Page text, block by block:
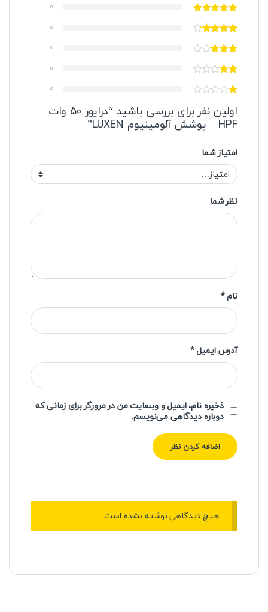
0
0
0
0
0
اولین نفر برای بررسی باشید “درایور 50 وات
HPF – پوشش آلومینیوم LUXEN”
امتیاز شما
نظر شما
نام*
آدرس ایمیل*
ذخیره نام، ایمیل و وبسایت من در مرورگر برای زمانی که
دوباره دیدگاهی می‌نویسم.
هیچ دیدگاهی نوشته نشده است.